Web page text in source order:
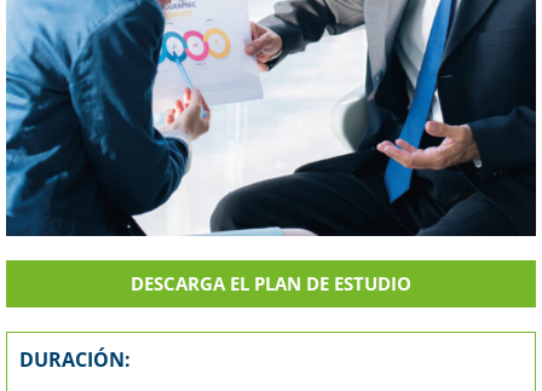
DESCARGA EL PLAN DE ESTUDIO
DURACIÓN: